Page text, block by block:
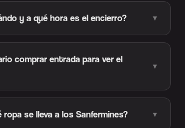
y a qué hora es el encierro? ▼
comprar entrada para ver el
▼
ropa se lleva a los Sanfermines? ▼